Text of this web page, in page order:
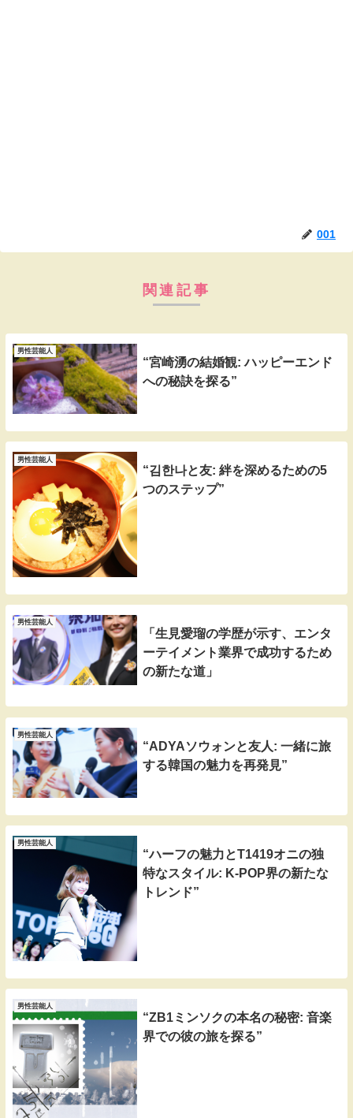
001
関連記事
男性芸能人
“宮崎湧の結婚観: ハッピーエンド
への秘訣を探る”
男性芸能人
“김한나と友: 絆を深めるための5
つのステップ”
男性芸能人
「生見愛瑠の学歴が示す、エンタ
ーテイメント業界で成功するため
の新たな道」
男性芸能人
“ADYAソウォンと友人: 一緒に旅
する韓国の魅力を再発見”
男性芸能人
“ハーフの魅力とT1419オニの独
特なスタイル: K-POP界の新たな
トレンド”
男性芸能人
“ZB1ミンソクの本名の秘密: 音楽
界での彼の旅を探る”